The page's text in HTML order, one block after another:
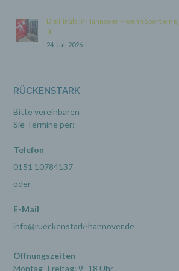
Die Finals in Hannover – wenn Sport
🤸
24. Juli 2026
RÜCKENSTARK
Bitte vereinbaren
Sie Termine per:
Telefon
0151 10784137
oder
E-Mail
info@rueckenstark-hannover.de
Öffnungszeiten
Montag–Freitag: 9–18 Uhr
31848 Bad Münder
Deutschland
050425081581
Cookies, LocalStorage und
dazu, unser Angebot
SessionStorage ist eine Technologie,
Browser Daten auf Ihrem Computer
Gerät abspeichert. Cookies sind
abgelegt und gespeichert werden. Sie
SessionStorage durch entsprechende
Zahlreiche Internetseiten und Server
Cookie-ID. Eine Cookie-ID ist eine
des Cookies. Sie besteht aus einer